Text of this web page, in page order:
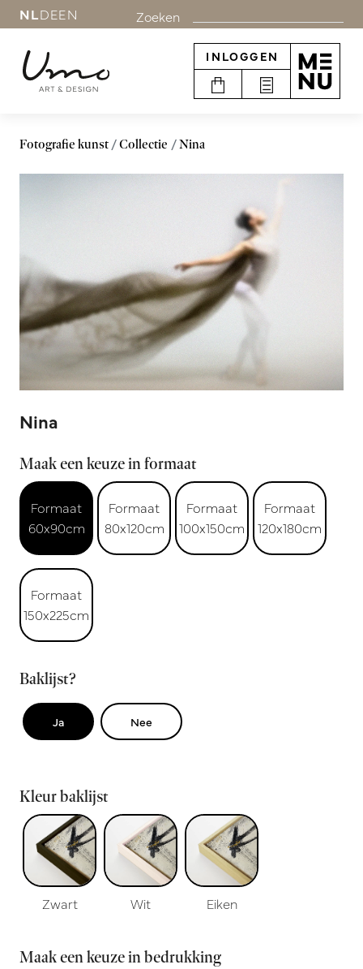
NLDEEN Zoeken
INLOGGEN
Fotografie kunst Collectie Nina
Nina
Maak een keuze in formaat
Formaat
60x90cm
Formaat
80x120cm
Formaat
100x150cm
Formaat
120x180cm
Formaat
150x225cm
Baklijst?
Ja Nee
Kleur baklijst
Zwart Wit Eiken
Maak een keuze in bedrukking